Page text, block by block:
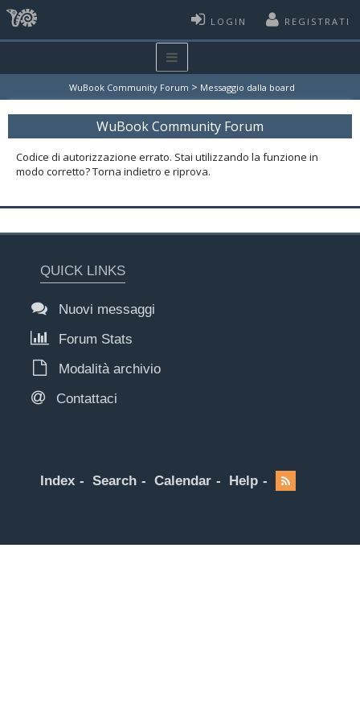
LOGIN REGISTRATI
WuBook Community Forum > Messaggio dalla board
WuBook Community Forum
Codice di autorizzazione errato. Stai utilizzando la funzione in
modo corretto? Torna indietro e riprova.
QUICK LINKS
Nuovi messaggi
Forum Stats
Modalità archivio
Contattaci
Index Search Calendar Help